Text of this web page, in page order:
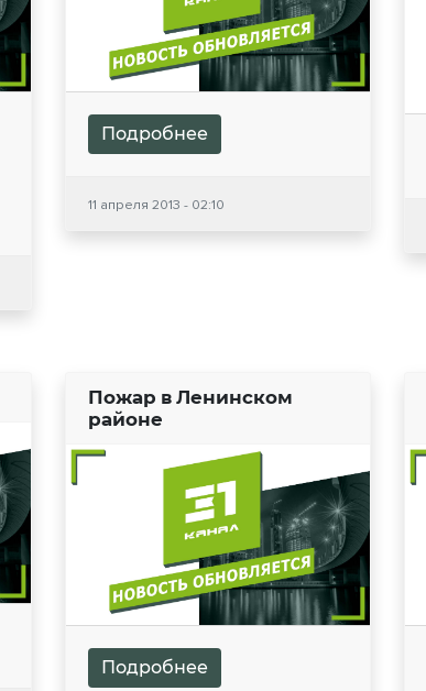
Подробнее
11 апреля 2013 - 02:10
Пожар в Ленинском
районе
Подробнее